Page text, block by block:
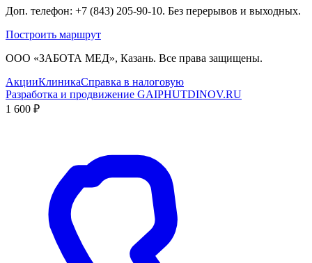
Доп. телефон: +7 (843) 205-90-10. Без перерывов и выходных.
Построить маршрут
ООО «ЗАБОТА МЕД», Казань. Все права защищены.
АкцииКлиникаСправка в налоговую
Разработка и продвижение GAIPHUTDINOV.RU
1 600 ₽